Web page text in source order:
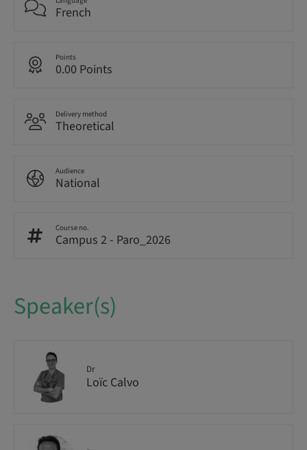
French
Points
0.00 Points
Delivery method
Theoretical
Audience
National
Course no.
Campus 2 - Paro_2026
Speaker(s)
Dr
Loïc Calvo